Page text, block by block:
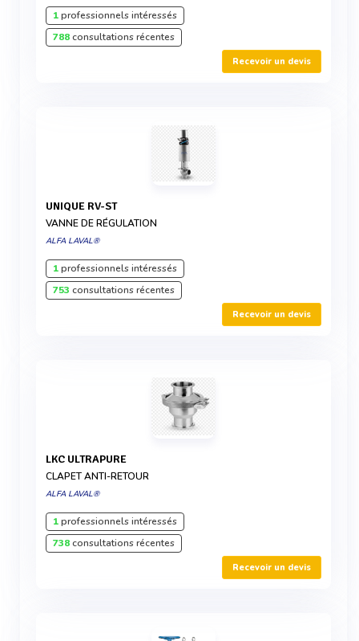
1professionnels intéressés
788consultations récentes
Recevoir un devis
UNIQUE RV-ST
VANNE DE RÉGULATION
ALFA LAVAL®
1professionnels intéressés
753 consultations récentes
Recevoir un devis
LKC ULTRAPURE
CLAPET ANTI-RETOUR
ALFA LAVAL®
1professionnels intéressés
738consultations récentes
Recevoir un devis